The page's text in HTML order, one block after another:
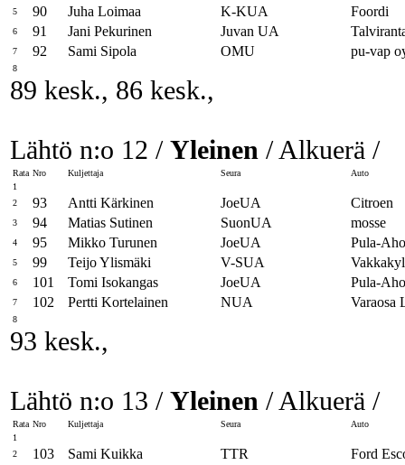
5 90 Juha Loimaa K-KUA Foordi
6 91 Jani Pekurinen Juvan UA
7 92 Sami Sipola OMU pu-vap
8
89 kesk., 86 kesk.,
Lähtö n:o 12 / Yleinen / Alkuerä /
Rata Nro Kuljettaja Seura
Auto
1
2
93 Antti Kärkinen JoeUA Citroen
3 94 Matias Sutinen SuonUA mosse
4 95 Mikko Turunen JoeUA Pula-
5 99 Teijo Ylismäki V-SUA
6 101 Tomi Isokangas JoeUA Pula-
7 102 Pertti Kortelainen NUA Varaosa
8
93 kesk.,
Lähtö n:o 13 / Yleinen / Alkuerä /
Rata Nro Kuljettaja Seura
Auto
1
2
103 Sami Kuikka TTR Ford